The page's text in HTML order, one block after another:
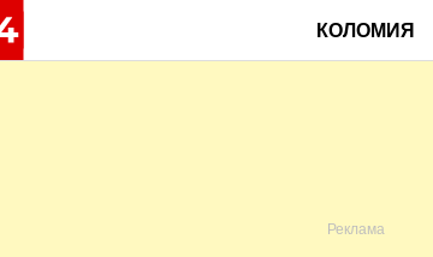
КОЛОМИЯ